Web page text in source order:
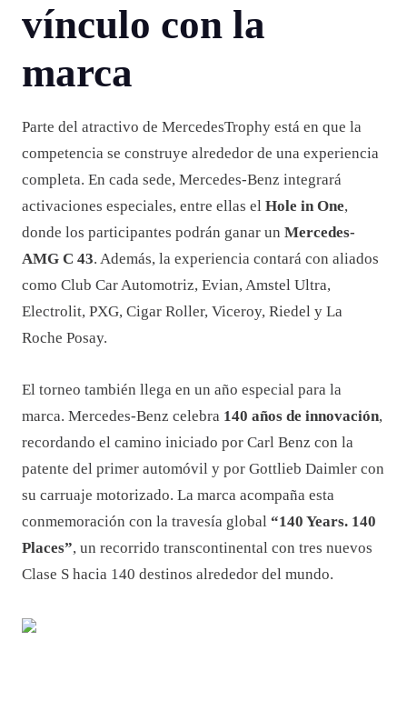
vínculo con la
marca
Parte del atractivo de MercedesTrophy está en que la
competencia se construye alrededor de una experiencia
completa. En cada sede, Mercedes-Benz integrará
activaciones especiales, entre ellas el Hole in One,
donde los participantes podrán ganar un Mercedes-
AMG C 43. Además, la experiencia contará con aliados
como Club Car Automotriz, Evian, Amstel Ultra,
Electrolit, PXG, Cigar Roller, Viceroy, Riedel y La
Roche Posay.
El torneo también llega en un año especial para la
marca. Mercedes-Benz celebra 140 años de innovación,
recordando el camino iniciado por Carl Benz con la
patente del primer automóvil y por Gottlieb Daimler con
su carruaje motorizado. La marca acompaña esta
conmemoración con la travesía global “140 Years. 140
Places”, un recorrido transcontinental con tres nuevos
Clase S hacia 140 destinos alrededor del mundo.